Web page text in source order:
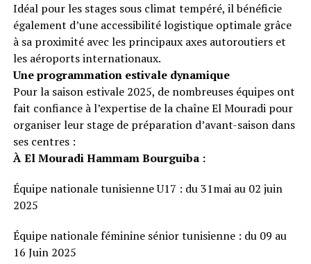
Idéal pour les stages sous climat tempéré, il bénéficie
également d’une accessibilité logistique optimale grâce
à sa proximité avec les principaux axes autoroutiers et
les aéroports internationaux.
Une programmation estivale dynamique
Pour la saison estivale 2025, de nombreuses équipes ont
fait confiance à l’expertise de la chaîne El Mouradi pour
organiser leur stage de préparation d’avant-saison dans
ses centres :
À El Mouradi Hammam Bourguiba :
Équipe nationale tunisienne U17 : du 31mai au 02 juin
2025
Équipe nationale féminine sénior tunisienne : du 09 au
16 Juin 2025